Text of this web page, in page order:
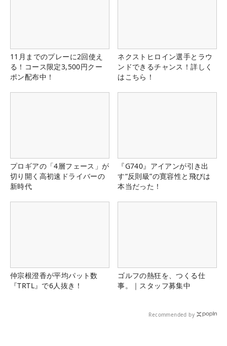
11月までのプレーに2回使え
る！コース限定3,500円クー
ポン配布中！
ネクストヒロイン選手とラウ
ンドできるチャンス！詳しく
はこちら！
プロギアの「4層フェース」が
切り開く高初速ドライバーの
新時代
『G740』アイアンが引き出
す“反則級”の寛容性と飛びは
本当だった！
仲宗根澄香が平均パット数
『TRTL』で6人抜き！
ゴルフの熱狂を、つくる仕
事。｜スタッフ募集中
Recommended by